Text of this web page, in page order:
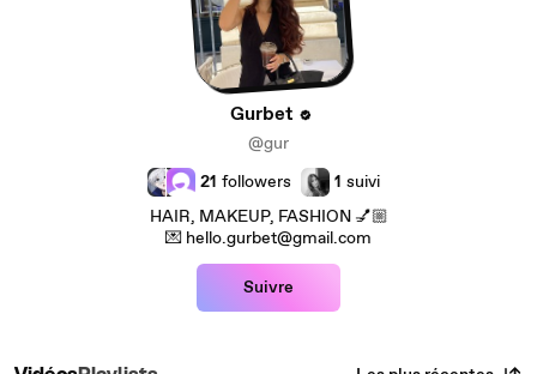
Gurbet
@gur
21 followers 1 suivi
HAIR, MAKEUP, FASHION 💅🏼
💌 hello.gurbet@gmail.com
Suivre